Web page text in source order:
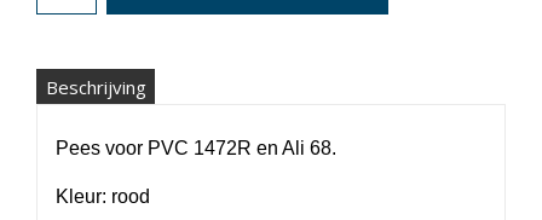
Beschrijving
Pees voor PVC 1472R en Ali 68.
Kleur: rood